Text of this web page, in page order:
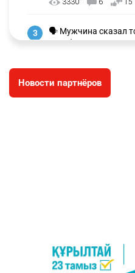
3330 6 15
3
🗣 Мужчина сказал
заработал
🐏 Скота больше, а
Казахстане
2797 2
Новости партнёров